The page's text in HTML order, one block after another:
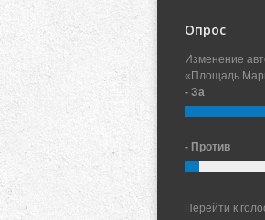
Опрос
Изменение
«Площадь
- За
- Против
Перейти к